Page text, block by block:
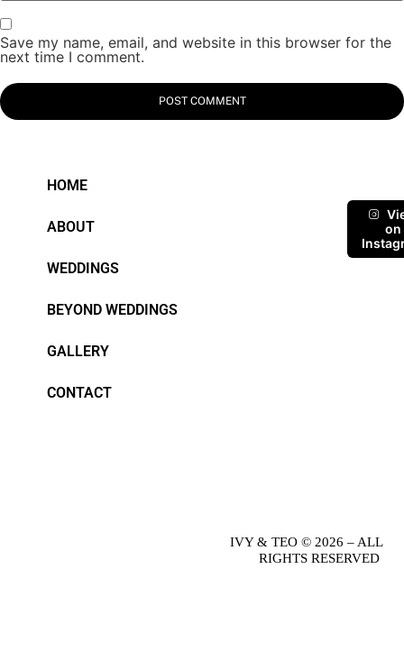
Save my name, email, and website in this browser for the
next time I comment.
HOME
ABOUT
WEDDINGS
BEYOND WEDDINGS
GALLERY
CONTACT
on
IVY & TEO © 2026 – ALL
RIGHTS RESERVED